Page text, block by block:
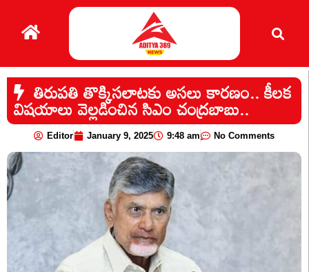
తిరుపతి తొక్కిసలాటకు అసలు కారణం.. కీలక
విషయాలు వెల్లడించిన సిఎం చంద్రబాబు..
Editor January 9, 2025 9:48 am No Comments